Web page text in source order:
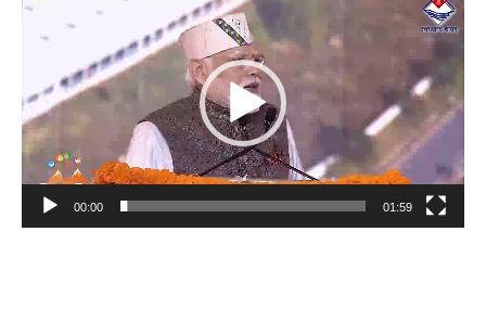
Player
00:00 01:59